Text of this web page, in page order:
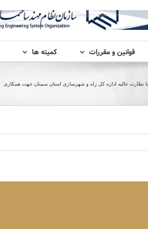
قوانین و مقررات کمیته ها
نظارت عالیه اداره کل راه و شهرسازی استان سمنان جهت همکاری